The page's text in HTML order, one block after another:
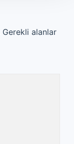
Gerekli alanlar